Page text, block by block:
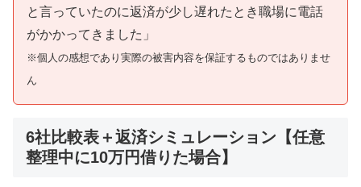
と言っていたのに返済が少し遅れたとき職場に電話
がかかってきました」
※個人の感想であり実際の被害内容を保証するものではありませ
ん
6社比較表＋返済シミュレーション【任意
整理中に10万円借りた場合】